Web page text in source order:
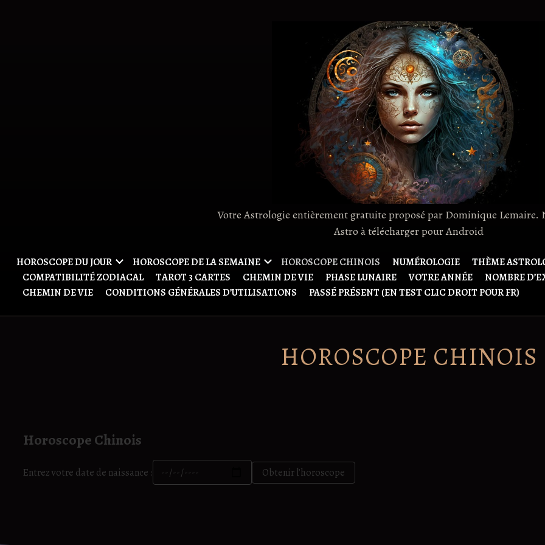
Votre Astrologie entièrement gratuite proposé par Dominique Lemaire.
Astro à télécharger pour Android
HOROSCOPE DU JOUR HOROSCOPE DE LA SEMAINE HOROSCOPE CHINOIS NUMÉROLOGIE
THÈME
COMPATIBILITÉ ZODIACAL
TAROT 3 CARTES CHEMIN DE VIE PHASE LUNAIRE VOTRE ANNÉE
NOMBRE
CHEMIN DE VIE
CONDITIONS GÉNÉRALES D’UTILISATIONS PASSÉ PRÉSENT (EN TEST CLIC DROIT POUR FR)
HOROSCOPE CHINOIS
Horoscope Chinois
Entrez votre date de naissance : Obtenir l’horoscope